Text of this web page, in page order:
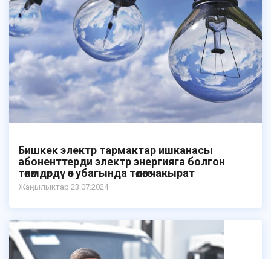
Бишкек электр тармактар ишканасы
абоненттерди электр энергияга болгон
төлөмдөрдү өз убагында төлөөгө чакырат
Жаӊылыктар 23.07.2024